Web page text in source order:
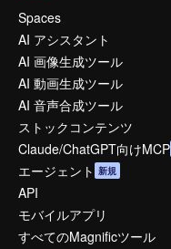
Spaces
AI アシスタント
AI 画像生成ツール
AI 動画生成ツール
AI 音声合成ツール
ストックコンテンツ
Claude/ChatGPT向けMCP
エージェント 新規
API
モバイルアプリ
すべてのMagnificツール